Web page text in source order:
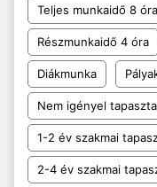
Teljes munkaidő 8 óra
Részmunkaidő 4 óra
Diákmunka
Nem igényel
1-2 év szakmai
2-4 év szakmai